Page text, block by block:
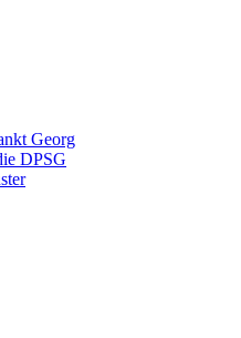
Georg
DPSG